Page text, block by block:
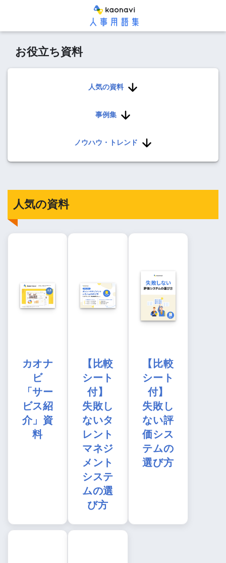
お役立ち資料
人気の資料
事例集
ノウハウ・トレンド
人気の資料
カオナ
ビ
「サー
ビス紹
介」資
料
【比較
シート
付】
失敗し
ないタ
レント
マネジ
メント
システ
ムの選
び方
【比較
シート
付】
失敗し
ない評
価シス
テムの
選び方